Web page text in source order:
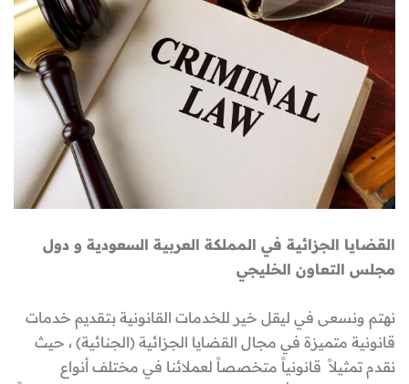
القضايا الجزائية في المملكة العربية السعودية و دول
مجلس التعاون الخليجي
نهتم ونسعى في ليقل خير للخدمات القانونية بتقديم خدمات
قانونية متميزة في مجال القضايا الجزائية (الجنائية) ، حيث
نقدم تمثيلاً قانونياً متخصصاً لعملائنا في مختلف أنواع